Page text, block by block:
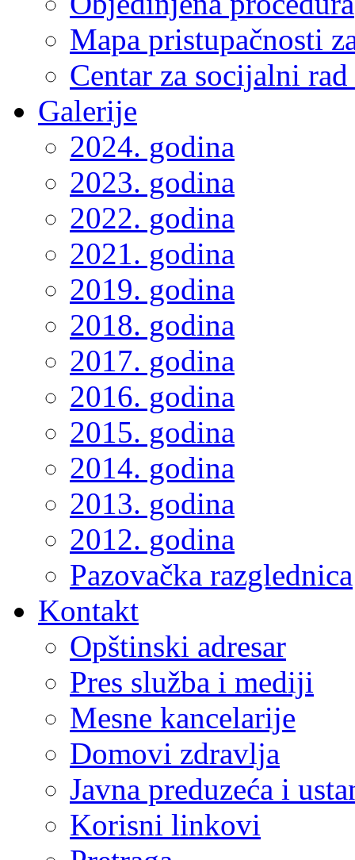
Mapa pristupačnosti
Centar za socijalni
Galerije
2024. godina
2023. godina
2022. godina
2021. godina
2019. godina
2018. godina
2017. godina
2016. godina
2015. godina
2014. godina
2013. godina
2012. godina
Pazovačka razglednica
Kontakt
Opštinski adresar
Pres služba i mediji
Mesne kancelarije
Domovi zdravlja
Javna preduzeća i
Korisni linkovi